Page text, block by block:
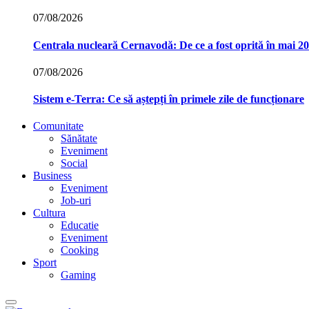
07/08/2026
Centrala nucleară Cernavodă: De ce a fost oprită în mai
07/08/2026
Sistem e-Terra: Ce să aștepți în primele zile de funcționare
Comunitate
Sănătate
Eveniment
Social
Business
Eveniment
Job-uri
Cultura
Educatie
Eveniment
Cooking
Sport
Gaming